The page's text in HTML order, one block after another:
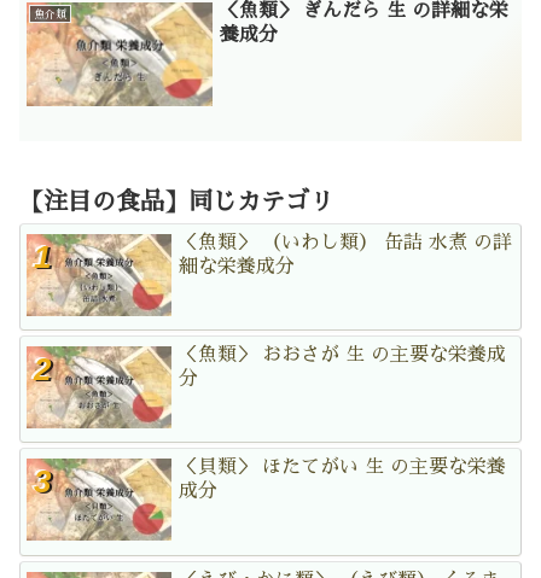
魚介類
＜魚類＞ ぎんだら 生 の詳細な栄
養成分
【注目の食品】同じカテゴリ
＜魚類＞ （いわし類） 缶詰 水煮 の詳
細な栄養成分
＜魚類＞ おおさが 生 の主要な栄養成
分
＜貝類＞ ほたてがい 生 の主要な栄養
成分